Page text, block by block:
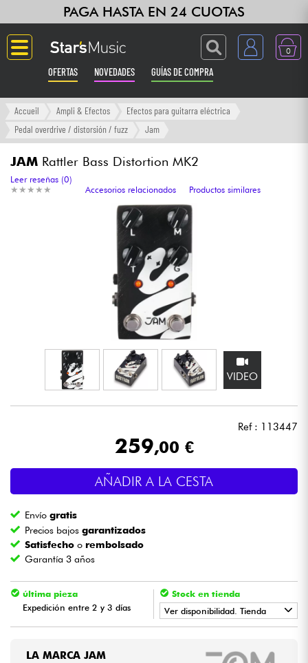
PAGA HASTA EN 24 CUOTAS
0
OFERTAS NOVEDADES GUÍAS DE COMPRA
Langue
Ampli & Efectos
Sintetizadores & samplers
Micros
Luces
Vientos
Niños
Cables & Acces.
Accueil Ampli & Efectos
Efectos para guitarra eléctrica
Pedal overdrive / distorsión / fuzz
Jam
JAM Rattler Bass Distortion MK2
★ ★ ★ ★ ★
★ ★ ★ ★ ★
Leer reseñas (0)
Accesorios relacionados
Productos similares
VIDEO
Ref : 113447
259,00 €
AÑADIR A LA CESTA
Envíogratis
Precios bajosgarantizados
Satisfecho o rembolsado
Garantía 3 años
última pieza
Expedición entre 2 y 3 días
Stock en tienda
Ver disponibilidad. Tienda
LA MARCA JAM